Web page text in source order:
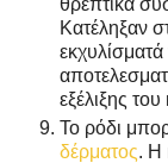
Κατέληξαν
εκχυλίσματά
εξέλιξης
Το ρόδι
δέρματος. H